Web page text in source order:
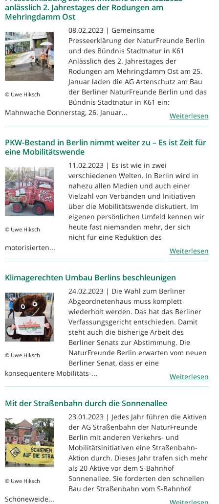
anlässlich 2. Jahrestages der Rodungen am
Mehringdamm Ost
© Uwe Hiksch
08.02.2023 | Gemeinsame
Presseerklärung der NaturFreunde Berlin
und des Bündnis Stadtnatur in K61
Anlässlich des 2. Jahrestages der
Rodungen am Mehringdamm Ost am 25.
Januar laden die AG Artenschutz am Bau
der Berliner NaturFreunde Berlin und das
Bündnis Stadtnatur in K61 ein:
Mahnwache Donnerstag, 26. Januar...
Weiterlesen
PKW-Bestand in Berlin nimmt weiter zu – Es ist Zeit für
eine Mobilitätswende
© Uwe Hiksch
11.02.2023 | Es ist wie in zwei
verschiedenen Welten. In Berlin wird in
nahezu allen Medien und auch einer
Vielzahl von Verbänden und Initiativen
über die Mobilitätswende diskutiert. Im
eigenen persönlichen Umfeld kennen wir
heute fast niemanden mehr, der sich
nicht für eine Reduktion des
motorisierten...
Weiterlesen
Klimagerechten Umbau Berlins beschleunigen
© Uwe Hiksch
24.02.2023 | Die Wahl zum Berliner
Abgeordnetenhaus muss komplett
wiederholt werden. Das hat das Berliner
Verfassungsgericht entschieden. Damit
steht auch die bisherige Arbeit des
Berliner Senats zur Abstimmung. Die
NaturFreunde Berlin erwarten vom neuen
Berliner Senat, dass er eine
konsequentere Mobilitäts-...
Weiterlesen
Mit der Straßenbahn durch die Sonnenallee
© Uwe Hiksch
23.01.2023 | Jedes Jahr führen die Aktiven
der AG Straßenbahn der NaturFreunde
Berlin mit anderen Verkehrs- und
Mobilitätsinitiativen eine Straßenbahn-
Aktion durch. Dieses Jahr trafen sich mehr
als 20 Aktive vor dem S-Bahnhof
Sonnenallee. Sie forderten den schnellen
Bau der Straßenbahn vom S-Bahnhof
Schöneweide...
Weiterlesen